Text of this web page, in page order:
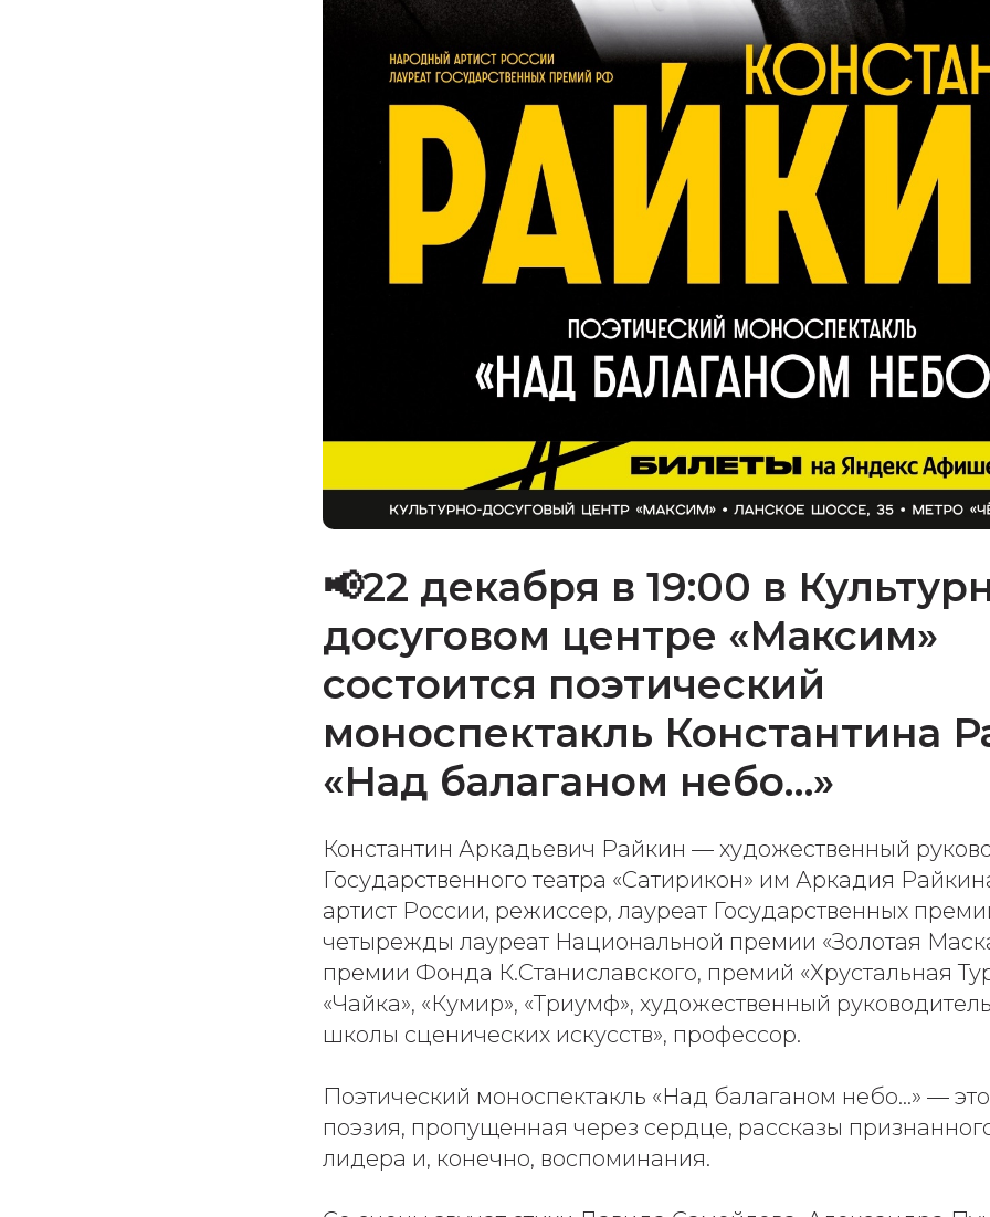
📢22 декабря в 19:00 в
досуговом центре «Максим»
состоится поэтический
моноспектакль Константина
«Над балаганом небо…»
Константин Аркадьевич Райкин — художественный
Государственного театра «Сатирикон» им Аркадия
артист России, режиссер, лауреат Государственных
четырежды лауреат Национальной премии «Золотая
премии Фонда К.Станиславского, премий «Хрустальная
«Чайка», «Кумир», «Триумф», художественный
школы сценических искусств», профессор.
Поэтический моноспектакль «Над балаганом небо…» —
поэзия, пропущенная через сердце, рассказы
лидера и, конечно, воспоминания.